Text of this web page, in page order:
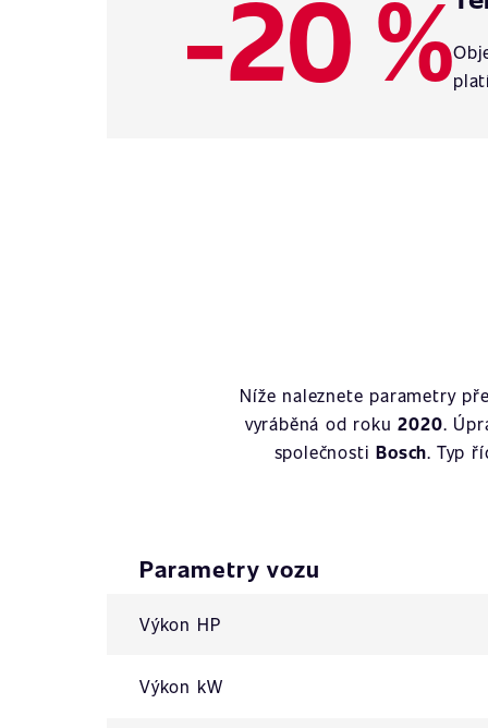
-20 %
Níže naleznete parametry
vyráběná od roku2020.
společnostiBosch. Typ
Parametry vozu
Výkon HP
Výkon kW